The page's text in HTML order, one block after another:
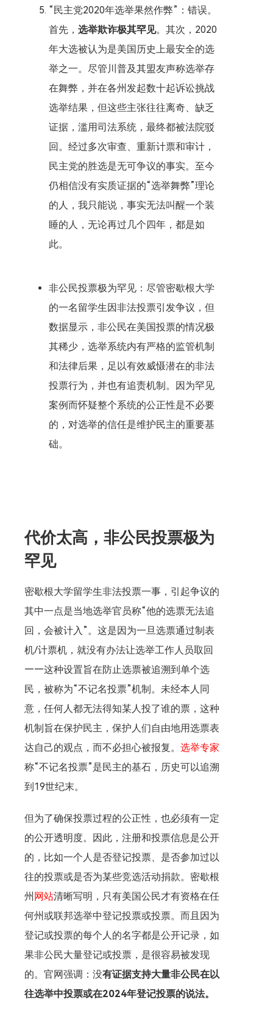
“民主党2020年选举果然作弊”：错误。
首先， 选举欺诈极其罕见。其次，2020
年大选被认为是美国历史上最安全的选
举之一。尽管川普及其盟友声称选举存
在舞弊，并在各州发起数十起诉讼挑战
选举结果，但这些主张往往离奇、缺乏
证据，滥用司法系统，最终都被法院驳
回。经过多次审查、重新计票和审计，
民主党的胜选是无可争议的事实。至今
仍相信没有实质证据的“选举舞弊”理论
的人，我只能说，事实无法叫醒一个装
睡的人，无论再过几个四年，都是如
此。
非公民投票极为罕见：尽管密歇根大学
的一名留学生因非法投票引发争议，但
数据显示，非公民在美国投票的情况极
其稀少，选举系统内有严格的监管机制
和法律后果，足以有效威慑潜在的非法
投票行为，并也有追责机制。因为罕见
案例而怀疑整个系统的公正性是不必要
的，对选举的信任是维护民主的重要基
础。
代价太高，非公民投票极为
罕见
密歇根大学留学生非法投票一事，引起争议的
其中一点是当地选举官员称“他的选票无法追
回，会被计入”。这是因为一旦选票通过制表
机/计票机，就没有办法让选举工作人员取回
——这种设置旨在防止选票被追溯到单个选
民，被称为“不记名投票”机制。未经本人同
意，任何人都无法得知某人投了谁的票，这种
机制旨在保护民主，保护人们自由地用选票表
达自己的观点，而不必担心被报复。 选举专家
称“不记名投票”是民主的基石，历史可以追溯
到19世纪末。
但为了确保投票过程的公正性，也必须有一定
的公开透明度。因此，注册和投票信息是公开
的，比如一个人是否登记投票、是否参加过以
往的投票或是否为某些竞选活动捐款。密歇根
州 网站清晰写明，只有美国公民才有资格在任
何州或联邦选举中登记投票或投票。而且因为
登记或投票的每个人的名字都是公开记录，如
果非公民大量登记或投票，是很容易被发现
的。官网强调：没有证据支持大量非公民在以
往选举中投票或在2024年登记投票的说法。